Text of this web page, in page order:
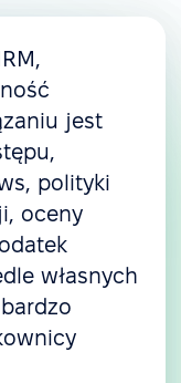
jest
polityki
oceny
własnych